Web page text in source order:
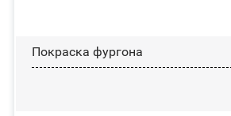
Покраска фургона